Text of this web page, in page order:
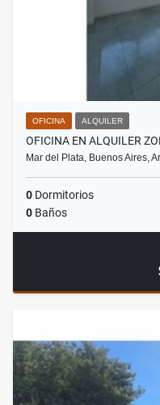
OFICINA ALQUILER
OFICINA EN ALQUILER
Mar del Plata, Buenos Aires,
0 Dormitorios
0 Baños